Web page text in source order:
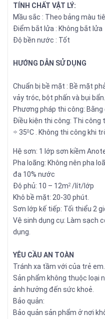
TÍNH CHẤT VẬT LÝ:
Mầu sắc : Theo bảng màu
Điểm bắt lửa : Không bắt lửa
Độ bền nước : Tốt
HƯỚNG DẪN SỬ DỤNG
Chuẩn bị bề mặt : Bề mặt
vảy tróc, bột phấn và bụi bẩn.
Phương pháp thi công:
Điều kiện thi công: Thi công
÷ 350C . Không thi công khi
Hệ sơn: 1 lớp sơn kiềm
Pha loãng: Không nên pha
đa 10% nước
Độ phủ: 10 – 12m2 /lít/lớp
Khô bề mặt: 20-30 phút.
Sơn lớp kế tiếp: Tối thiểu 2
Vệ sinh dụng cụ: Làm sạch
dụng.
YÊU CẦU AN TOÀN
Tránh xa tầm với của trẻ em.
Sản phẩm không thuộc loại
ảnh hưởng đến sức khoẻ.
Bảo quản:
Bảo quản sản phẩm ở nơi